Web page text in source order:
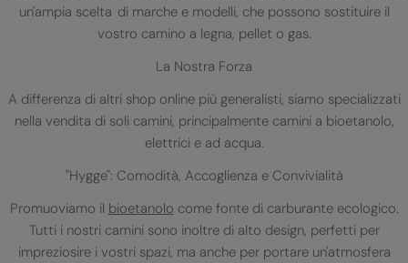
un'ampia scelta di marche e modelli, che possono sostituire il
vostro camino a legna, pellet o gas.
La Nostra Forza
A differenza di altri shop online più generalisti, siamo specializzati
nella vendita di soli camini, principalmente camini a bioetanolo,
elettrici e ad acqua.
"Hygge": Comodità, Accoglienza e Convivialità
Promuoviamo il bioetanolo come fonte di carburante ecologico.
Tutti i nostri camini sono inoltre di alto design, perfetti per
impreziosire i vostri spazi, ma anche per portare un'atmosfera